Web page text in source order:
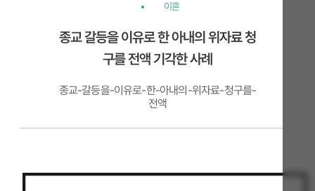
이혼
종교 갈등을 이유로 한 아내의 위자료 청
구를 전액 기각한 사례
종교-갈등을-이유로-한-아내의-위자료-청구를-
전액